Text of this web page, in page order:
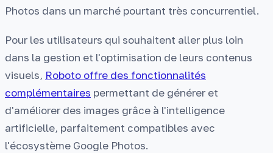
Photos dans un marché pourtant très concurrentiel.
Pour les utilisateurs qui souhaitent aller plus loin
dans la gestion et l'optimisation de leurs contenus
visuels, Roboto offre des fonctionnalités
complémentaires permettant de générer et
d'améliorer des images grâce à l'intelligence
artificielle, parfaitement compatibles avec
l'écosystème Google Photos.